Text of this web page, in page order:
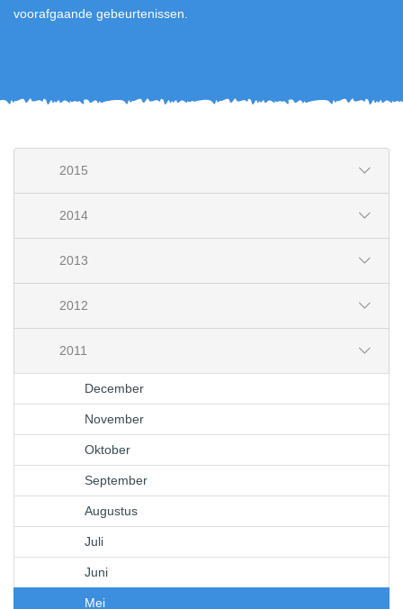
voorafgaande gebeurtenissen.
2015
2014
2013
2012
2011
December
November
Oktober
September
Augustus
Juli
Juni
Mei